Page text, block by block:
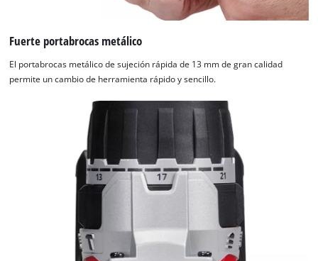
Fuerte portabrocas metálico
El portabrocas metálico de sujeción rápida de 13 mm de gran calidad
permite un cambio de herramienta rápido y sencillo.